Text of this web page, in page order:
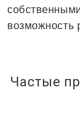
возможность
Частые